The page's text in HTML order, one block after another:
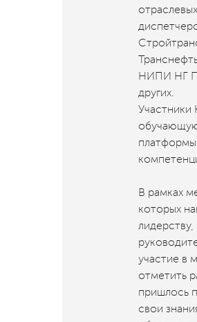
НИПИ НГ
других.
Участники
платформы
В рамках
которых
участие в
отметить
пришлось
свои